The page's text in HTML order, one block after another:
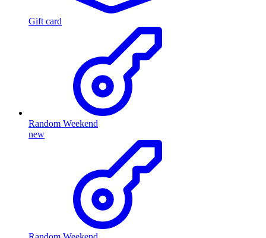
Gift card
Random Weekend
new